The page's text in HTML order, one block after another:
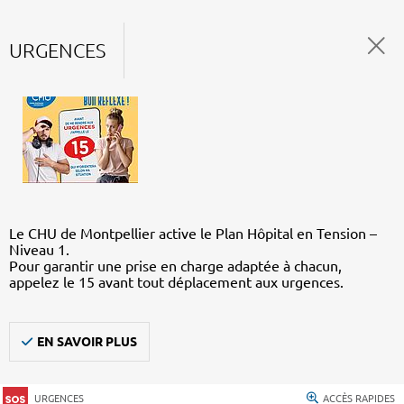
URGENCES
Le CHU de Montpellier active le Plan Hôpital en Tension –
Niveau 1.
Pour garantir une prise en charge adaptée à chacun,
appelez le 15 avant tout déplacement aux urgences.
EN SAVOIR PLUS
URGENCES ACCÈS RAPIDES